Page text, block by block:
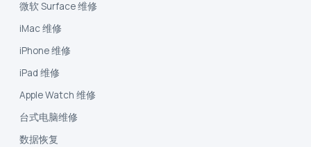
微软 Surface 维修
iMac 维修
iPhone 维修
iPad 维修
Apple Watch 维修
台式电脑维修
数据恢复